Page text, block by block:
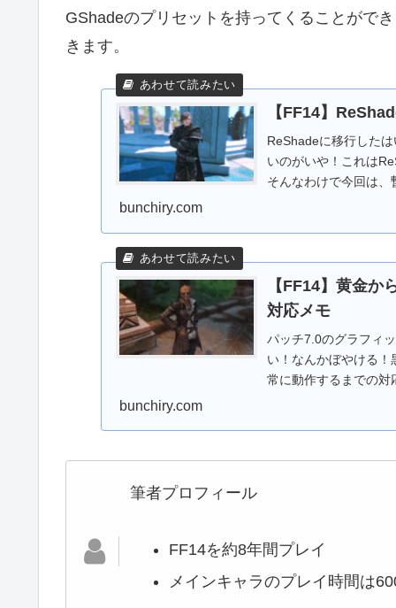
GShadeのプリセットを持ってくることがで
きます。
【FF14】
ReShadeに移行した
いのがいや！これは
そんなわけで今回は
bunchiry.com
【FF14】黄金か
対応メモ
パッチ7.0のグラフィ
い！なんかぼやける
常に動作するまでの対
bunchiry.com
筆者プロフィール
FF14を約8年間プレイ
メインキャラのプレイ時間は